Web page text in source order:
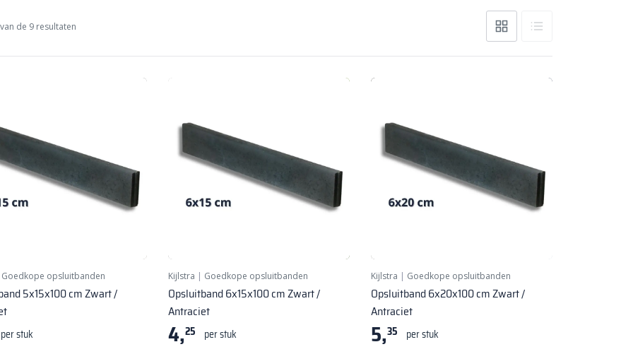
van de 9 resultaten
Goedkope opsluitbanden
5x15x100 cm Zwart /
per stuk
Kijlstra | Goedkope opsluitbanden
Opsluitband 6x15x100 cm Zwart /
Antraciet
4,25 per stuk
Kijlstra | Goedkope opsluitbanden
Opsluitband 6x20x100 cm Zwart /
Antraciet
5,35 per stuk